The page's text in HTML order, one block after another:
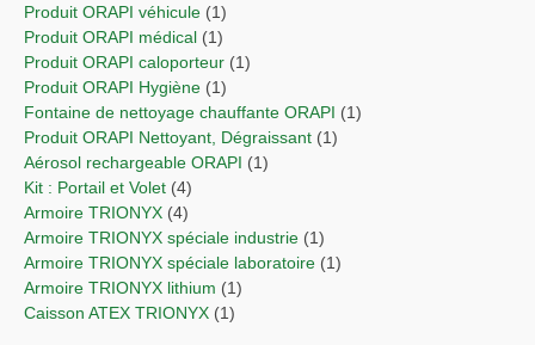
Produit ORAPI véhicule (1)
Produit ORAPI médical (1)
Produit ORAPI caloporteur (1)
Produit ORAPI Hygiène (1)
Fontaine de nettoyage chauffante ORAPI (1)
Produit ORAPI Nettoyant, Dégraissant (1)
Aérosol rechargeable ORAPI (1)
Kit : Portail et Volet (4)
Armoire TRIONYX (4)
Armoire TRIONYX spéciale industrie (1)
Armoire TRIONYX spéciale laboratoire (1)
Armoire TRIONYX lithium (1)
Caisson ATEX TRIONYX (1)